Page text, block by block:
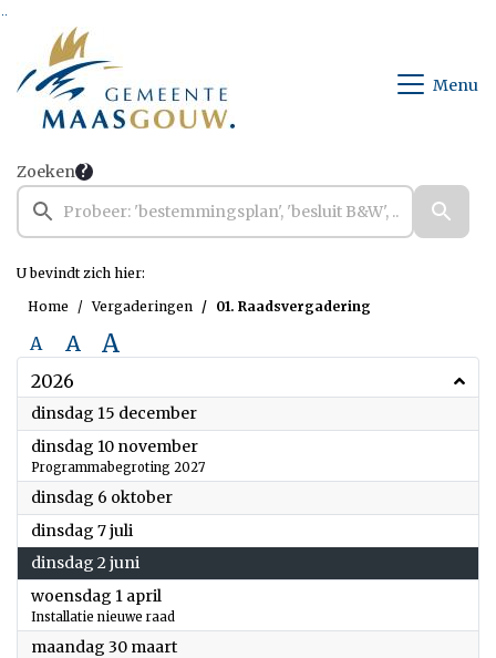
Ga naar de inhoud van deze pagina
Ga naar het zoeken
Ga naar het menu
Menu
Zoeken
U bevindt zich hier:
Home
Vergaderingen 01. Raadsvergadering
A A A
2026
dinsdag 15 december2026
dinsdag 10 november2026
Programmabegroting 2027
dinsdag 6 oktober2026
dinsdag 7 juli
dinsdag 2 juni
woensdag 1 april
Installatie nieuwe raad
maandag 30 maart2026